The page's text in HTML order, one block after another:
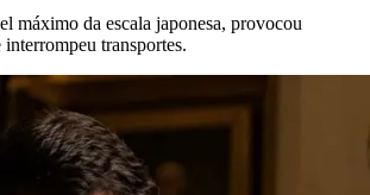
máximo da escala japonesa, provocou
transportes.